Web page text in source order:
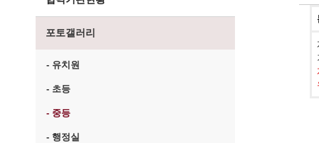
포토갤러리
- 유치원
- 초등
- 중등
- 행정실